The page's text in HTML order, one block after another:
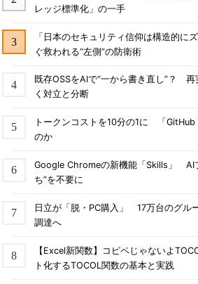
レッジ標準化」の一手
「日本のセキュリティ信仰は構造的
ぐ救われる“左側”の防衛術
既存OSSをAIで“一から書き直し”？
く対立と分断
トークンコストを10分の1に 「
のか
Google Chromeの新機能「Skills」 AI
ち”を不要に
日立が「脱・PC購入」 17万台のグル
調達へ
【Excel新関数】コピペじゃないよ
ト化するTOCOL関数の基本と実践